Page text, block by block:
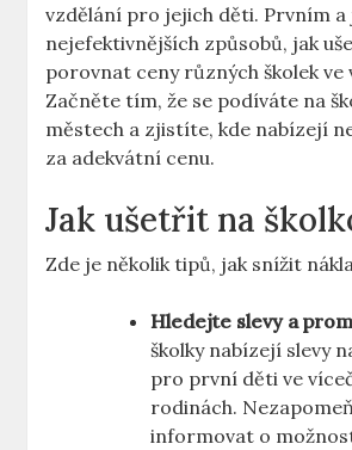
vzdělání pro jejich děti. Prvním a
nejefektivnějších způsobů, jak
porovnat ceny různých školek ve
Začněte tím, že se podíváte na
městech a zjistíte, kde nabízejí
za adekvátní cenu.
Jak ušetřit na
Zde je několik tipů, jak snížit
Hledejte slevy a
školky nabízejí slevy
pro první děti ve
rodinách.
informovat o